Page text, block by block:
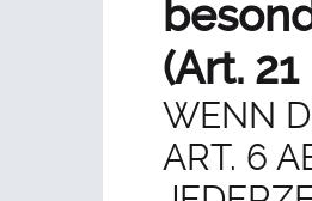
(Art. 21
WENN
ART. 6